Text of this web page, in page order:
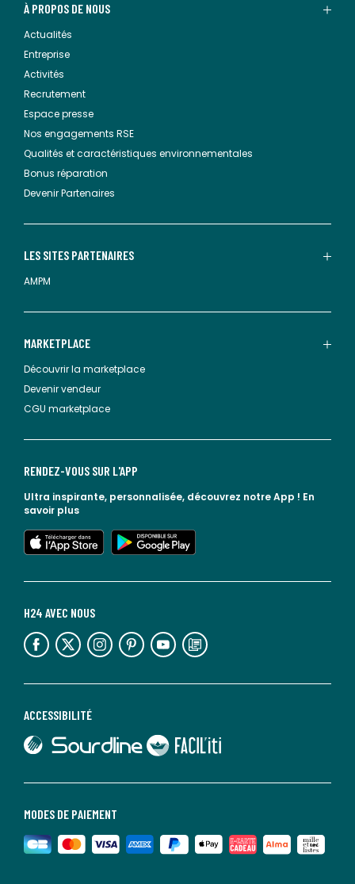
À PROPOS DE NOUS
Actualités
Entreprise
Activités
Recrutement
Espace presse
Nos engagements RSE
Qualités et caractéristiques environnementales
Bonus réparation
Devenir Partenaires
LES SITES PARTENAIRES
AMPM
MARKETPLACE
Découvrir la marketplace
Devenir vendeur
CGU marketplace
MODES DE PAIEMENT
ACCESSIBILITÉ
lien vers Sourdline
lien vers Faciliti
H24 AVEC NOUS
lien vers l'espace réseaux sociaux lien vers l'espace réseaux sociaux lien vers l'espace réseaux sociaux lien vers l'espace réseaux sociaux lien vers l'espace réseaux sociaux lien vers le blog la redoute
RENDEZ-VOUS SUR L'APP
Ultra inspirante, personnalisée, découvrez notre App ! En
savoir plus
lien vers l'app store
lien vers google play